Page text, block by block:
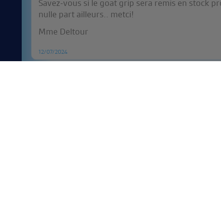
Savez-vous si le goat grip sera remis en stock
nulle part ailleurs.. metci!
Mme Deltour
12/07/2024